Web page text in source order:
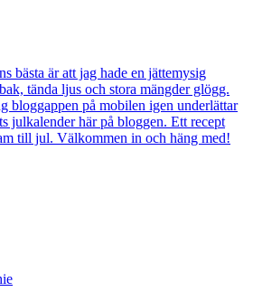
bästa är att jag hade en jättemysig
tända ljus och stora mängder glögg.
bloggappen på mobilen igen underlättar
julkalender här på bloggen. Ett recept
till jul. Välkommen in och häng med!